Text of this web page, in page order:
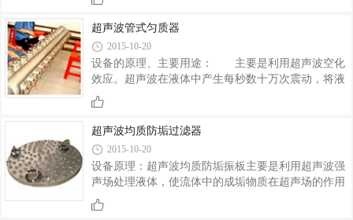
清洗主要是利用超声波的空化效应。超声波在液体中
产生每秒数十万次震动，将液体振碎成大量微小气
泡，这些气泡在连续的作用下，会迅速增长，然后突
然闭合,产生冲击波，在气泡周围产生几千大气压的压
力和局部高温,这种物理现象称为超声空化。空化所产
生的巨大压力使物体上或介质液中的污垢被乳化、分
散、脱离，达到清洗的目的。本设备将汽相清洗和超
超声波管式匀质器
2015-10-20
设备的原理、主要用途： 主要是利用超声波空化
效应。超声波在液体中产生每秒数十万次震动，将液
体振碎成大量微小气泡，这些气泡在连续的作用下，
会迅速增长，然后突然闭合，产生超强冲击波，在气
泡周围产生几千大气压的压力和局部高温，这种物理
现象称为超声波空化效应。本设备的超声波发生器输
出高频电压信号驱动超声换能器产生28KHz和40KHz
两种频率的超声波，利用空化效应所产生的巨大能量
对流经设备的液体进行强烈的分散处理，起乳化均质
的功效。同时驱除液体内部微小气泡，粉碎大颗粒物
超声波均质防垢过滤器
2015-10-20
设备原理：超声波均质防垢振板主要是利用超声波强
声场处理液体，使流体中的成垢物质在超声场的作用
下，其物理形态和化学性能发生一系列的变化使之分
散、粉碎、松散、松脱而不易附着形成积垢，其主要